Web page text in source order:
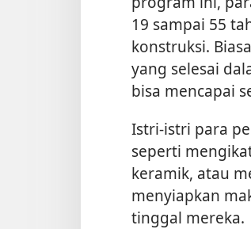
19 sampai 55
konstruksi.
yang selesai
bisa mencapai
Istri-istri para
seperti
keramik, atau
menyiapkan
tinggal mereka.